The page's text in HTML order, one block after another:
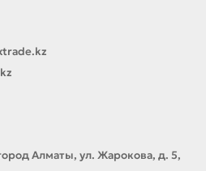
Алматы, ул. Жарокова, д. 5,